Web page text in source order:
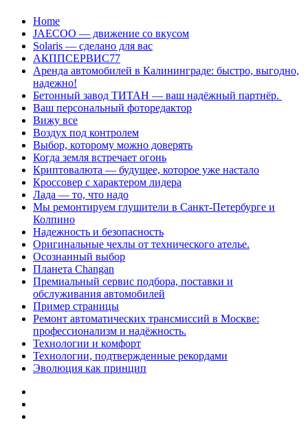
Перейти
содержанию
Home
JAECOO — движение со вкусом
Solaris — сделано для вас
АКППСЕРВИС77
Аренда автомобилей в Калининграде: быстро, выгодно,
надежно!
Бетонный завод ТИТАН — ваш надёжный партнёр.
Ваш персональный фоторедактор
Вижу все
Воздух под контролем
Выбор, которому можно доверять
Когда земля встречает огонь
Криптовалюта — будущее, которое уже настало
Кроссовер с характером лидера
Лада — то, что надо
Мы ремонтируем глушители в Санкт-Петербурге и
Колпино
Надежность и безопасность
Оригинальные чехлы от технического ателье.
Осознанный выбор
Планета Changan
Премиальный сервис подбора, поставки и
обслуживания автомобилей
Пример страницы
Ремонт автоматических трансмиссий в Москве:
профессионализм и надёжность.
Технологии и комфорт
Технологии, подтвержденные рекордами
Эволюция как принцип